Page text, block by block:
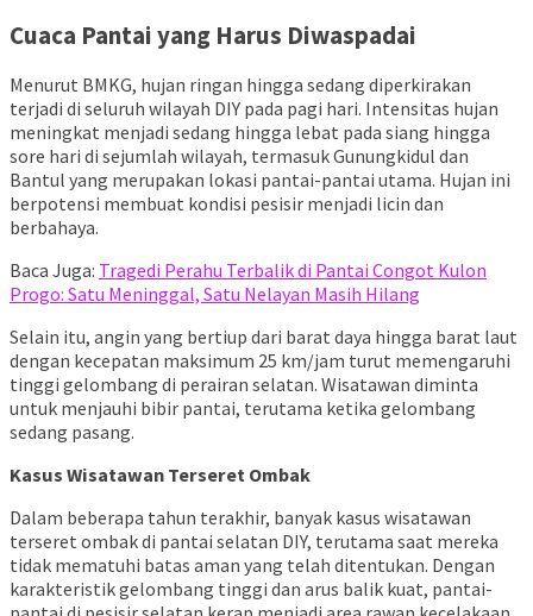
Cuaca Pantai yang Harus Diwaspadai
Menurut BMKG, hujan ringan hingga sedang diperkirakan
terjadi di seluruh wilayah DIY pada pagi hari. Intensitas hujan
meningkat menjadi sedang hingga lebat pada siang hingga
sore hari di sejumlah wilayah, termasuk Gunungkidul dan
Bantul yang merupakan lokasi pantai-pantai utama. Hujan ini
berpotensi membuat kondisi pesisir menjadi licin dan
berbahaya.
Baca Juga: Tragedi Perahu Terbalik di Pantai Congot Kulon
Progo: Satu Meninggal, Satu Nelayan Masih Hilang
Selain itu, angin yang bertiup dari barat daya hingga barat laut
dengan kecepatan maksimum 25 km/jam turut memengaruhi
tinggi gelombang di perairan selatan. Wisatawan diminta
untuk menjauhi bibir pantai, terutama ketika gelombang
sedang pasang.
Kasus Wisatawan Terseret Ombak
Dalam beberapa tahun terakhir, banyak kasus wisatawan
terseret ombak di pantai selatan DIY, terutama saat mereka
tidak mematuhi batas aman yang telah ditentukan. Dengan
karakteristik gelombang tinggi dan arus balik kuat, pantai-